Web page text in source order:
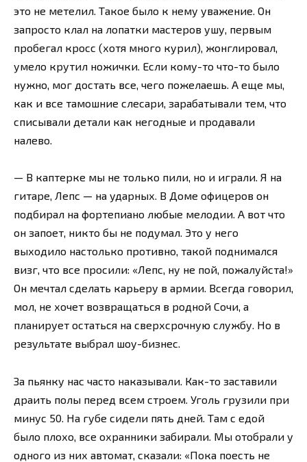
это не метелил. Такое было к нему уважение. Он
запросто клал на лопатки мастеров ушу, первым
пробегал кросс (хотя много курил), жонглировал,
умело крутил ножички. Если кому-то что-то было
нужно, мог достать все, чего пожелаешь. А еще мы,
как и все тамошние слесари, зарабатывали тем, что
списывали детали как негодные и продавали
налево.
— В каптерке мы не только пили, но и играли. Я на
гитаре, Лепс — на ударных. В Доме офицеров он
подбирал на фортепиано любые мелодии. А вот что
он запоет, никто бы не подумал. Это у него
выходило настолько противно, такой поднимался
визг, что все просили: «Лепс, ну не пой, пожалуйста!»
Он мечтал сделать карьеру в армии. Всегда говорил,
мол, не хочет возвращаться в родной Сочи, а
планирует остаться на сверхсрочную службу. Но в
результате выбрал шоу-бизнес.
За пьянку нас часто наказывали. Как-то заставили
драить полы перед всем строем. Уголь грузили при
минус 50. На губе сидели пять дней. Там с едой
было плохо, все охранники забирали. Мы отобрали у
одного из них автомат, сказали: «Пока поесть не